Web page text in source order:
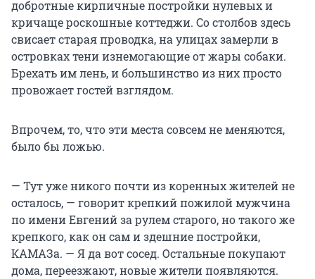
добротные кирпичные постройки нулевых и
кричаще роскошные коттеджи. Со столбов здесь
свисает старая проводка, на улицах замерли в
островках тени изнемогающие от жары собаки.
Брехать им лень, и большинство из них просто
провожает гостей взглядом.
Впрочем, то, что эти места совсем не меняются,
было бы ложью.
— Тут уже никого почти из коренных жителей не
осталось, — говорит крепкий пожилой мужчина
по имени Евгений за рулем старого, но такого же
крепкого, как он сам и здешние постройки,
КАМАЗа. — Я да вот сосед. Остальные покупают
дома, переезжают, новые жители появляются.